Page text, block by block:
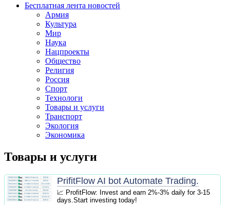
Бесплатная лента новостей
Армия
Культура
Мир
Наука
Нацпроекты
Общество
Религия
Россия
Спорт
Технологи
Товары и услуги
Транспорт
Экология
Экономика
Товары и услуги
PrifitFlow AI bot Automate Trading.
📈 ProfitFlow: Invest and earn 2%-3% daily for 3-15
days.Start investing today!